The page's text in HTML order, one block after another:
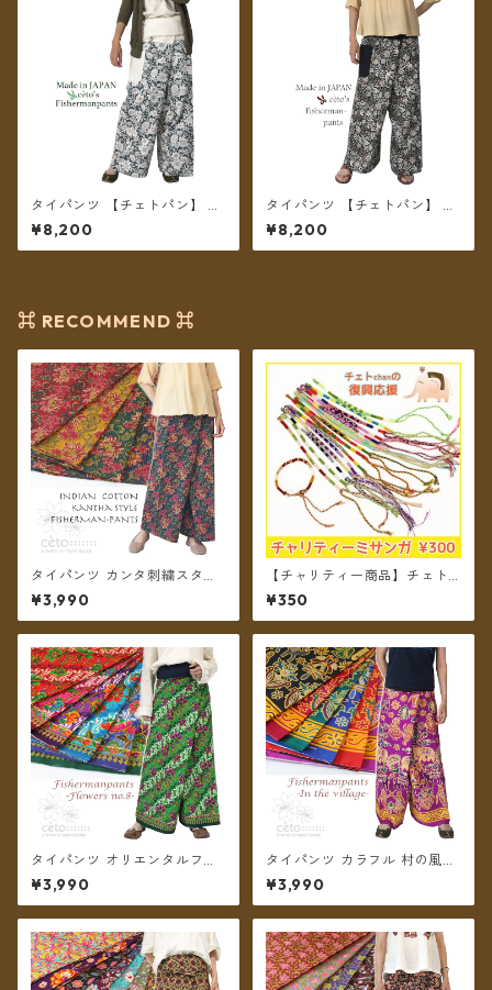
タイパンツ 【チェトパン】 Fi
shermanpants-052 ＊メール
便送料無料＊
¥8,200
タイパンツ 【チェトパン】 Fi
shermanpants-055 ＊メール
便送料無料＊
¥8,200
⌘ RECOMMEND ⌘
タイパンツ カンタ刺繍スタイ
ル インド綿 インド更紗 no.2
オリエンタルフラワープリン
ト 4カラー ロング丈【メール
¥3,990
【チャリティー商品】チェトc
hanのチャリティーミサンガ
¥350
タイパンツ オリエンタルフラ
ワー 6カラー リゾパン No.8
ロング丈【メール便送料無
料】
¥3,990
タイパンツ カラフル 村の風景
プリント 6カラー リゾパン ロ
ング丈【メール便送料無料】
¥3,990